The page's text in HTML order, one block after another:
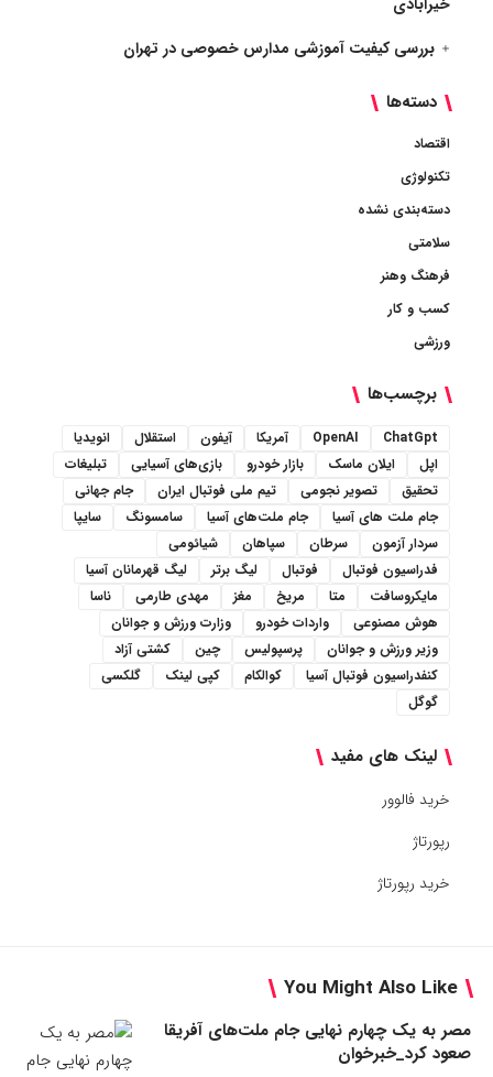
بررسی کیفیت آموزشی مدارس خصوصی در تهران
دسته‌ها
اقتصاد
تکنولوژی
دسته‌بندی نشده
سلامتی
فرهنگ وهنر
کسب و کار
ورزشی
برچسب‌ها
ChatGpt
OpenAI آمریکا آیفون استقلال
انویدیا
اپل
ایلان ماسک بازار خودرو بازی‌های آسیایی
تبلیغات
تحقیق
تصویر نجومی تیم ملی فوتبال ایران
جام جهانی
جام ملت های آسیا
جام ملت‌های آسیا سامسونگ
سایپا
سردار آزمون
سرطان سپاهان
شیائومی
فدراسیون فوتبال
فوتبال لیگ برتر
لیگ قهرمانان آسیا
مایکروسافت
متا مریخ مغز مهدی طارمی
ناسا
هوش مصنوعی
واردات خودرو
وزارت ورزش و جوانان
وزیر ورزش و جوانان
پرسپولیس چین
کشتی آزاد
کنفدراسیون فوتبال آسیا
کوالکام کپی لینک
گلکسی
گوگل
لینک های مفید
خرید فالوور
رپورتاژ
خرید رپورتاژ
You Might Also Like
مصر به یک چهارم نهایی جام ملت‌های آفریقا
صعود کرد_خبرخوان